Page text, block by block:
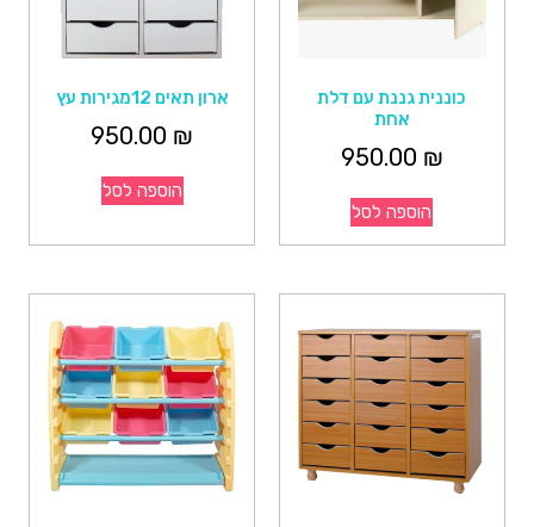
כוננית גננת עם דלת
אחת
950.00 ₪
הוספה לסל
ארון תאים 12מגירות עץ
950.00 ₪
הוספה לסל